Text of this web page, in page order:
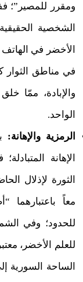
ومقرر للمصير”؛
الشخصية
الأخضر في الهاتف
في مناطق الثوار
والإبادة، ممّا
الواحد.
الرمزية والإهانة:
الإهانة
الثورة لإذلال
معاً باعتبارهما
للحدود؛ وفي
للعلم الأخضر،
الساحة السورية